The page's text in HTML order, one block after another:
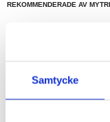
Samtycke
REKOMMENDERADE AV
Original Samsung